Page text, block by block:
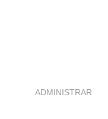
ADMINISTRAR